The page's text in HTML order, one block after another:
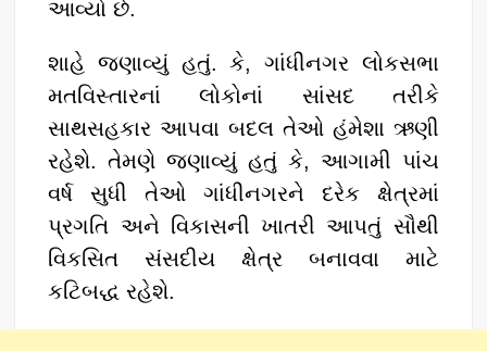
આવ્યો છે.
શાહે જણાવ્યું હતું. કે, ગાંધીનગર લોકસભા
મતવિસ્તારનાં લોકોનાં સાંસદ તરીકે
સાથસહકાર આપવા બદલ તેઓ હંમેશા ઋણી
રહેશે. તેમણે જણાવ્યું હતું કે, આગામી પાંચ
વર્ષ સુધી તેઓ ગાંધીનગરને દરેક ક્ષેત્રમાં
પ્રગતિ અને વિકાસની ખાતરી આપતું સૌથી
વિકસિત સંસદીય ક્ષેત્ર બનાવવા માટે
કટિબદ્ધ રહેશે.